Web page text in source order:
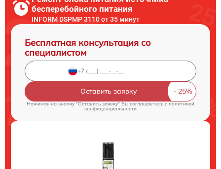
бесперебойного питания
INFORM DSPMP 3110 от 35 минут
Бесплатная консультация со
специалистом
Оставить заявку
Нажимая на кнопку "Оставить заявку" Вы соглашаетесь cполитикой
конфиденциальности